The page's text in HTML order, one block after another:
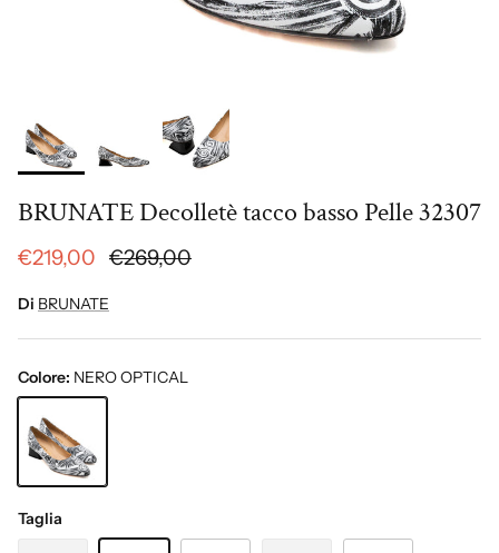
BRUNATE Decolletè tacco basso Pelle 32307
€219,00 €269,00
Di BRUNATE
Colore: NERO OPTICAL
Taglia